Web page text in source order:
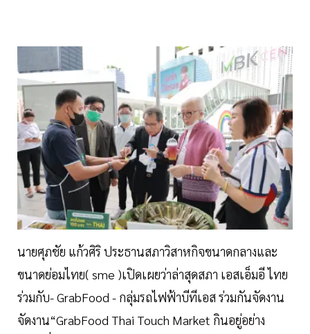
นายศุภชัย แก้วศิริ ประธานสภาวิสาหกิจขนาดกลางและ
ขนาดย่อมไทย( sme )เปิดเผยว่าล่าสุดสภา เอสเอ็มอี ไทย
ร่วมกับ- GrabFood - กลุ่มรถไฟฟ้าบีทีเอส ร่วมกันจัดงาน
จัดงาน“GrabFood Thai Touch Market กินอยู่อย่าง